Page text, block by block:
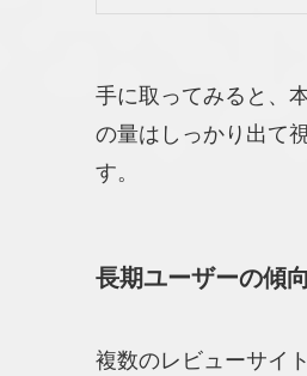
手に取ってみると、
の量はしっかり出て
す。
長期ユーザーの傾向
複数のレビューサイ